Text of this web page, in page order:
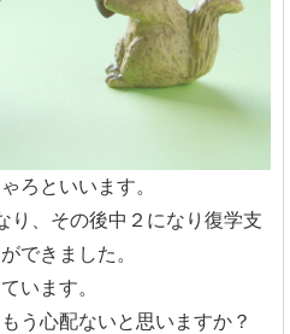
ろといいます。
り、その後中２になり復学支
できました。
います。
う心配ないと思いますか？